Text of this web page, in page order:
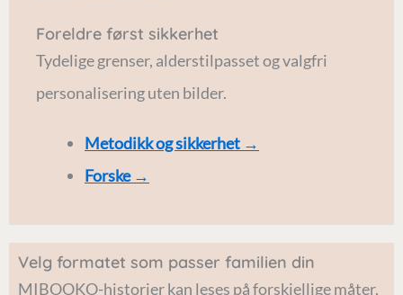
Foreldre først sikkerhet
Tydelige grenser, alderstilpasset og valgfri
personalisering uten bilder.
Metodikk og sikkerhet →
Forske→
Velg formatet som passer familien din
MIBOOKO-historier kan leses på forskjellige måter,